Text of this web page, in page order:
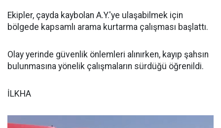
Ekipler, çayda kaybolan A.Y.'ye ulaşabilmek için
bölgede kapsamlı arama kurtarma çalışması başlattı.
Olay yerinde güvenlik önlemleri alınırken, kayıp şahsın
bulunmasına yönelik çalışmaların sürdüğü öğrenildi.
İLKHA